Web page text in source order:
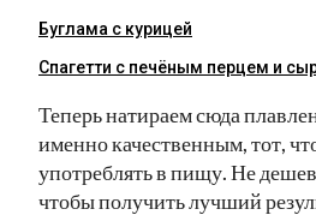
Буглама с курицей
Спагетти с печёным перцем и
Теперь натираем сюда
именно качественным, тот,
употреблять в пищу. Не
чтобы получить лучший